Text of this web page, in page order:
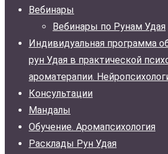
Вебинары
Вебинары по Рунам Удая
Индивидуальная программа
рун Удая в практической
ароматерапии.
Консультации
Мандалы
Обучение. Аромапсихология
Расклады Рун Удая